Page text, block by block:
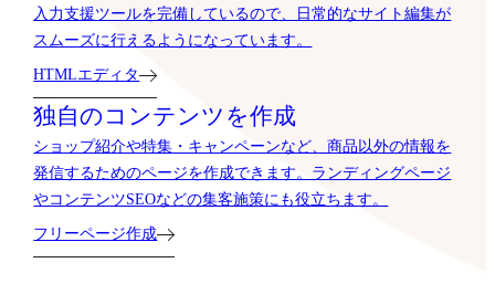
入力支援ツールを完備しているので、日常的なサイト編集が
スムーズに行えるようになっています。
HTMLエディタ
独自のコンテンツを作成
ショップ紹介や特集・キャンペーンなど、商品以外の情報を
発信するためのページを作成できます。ランディングページ
やコンテンツSEOなどの集客施策にも役立ちます。
フリーページ作成